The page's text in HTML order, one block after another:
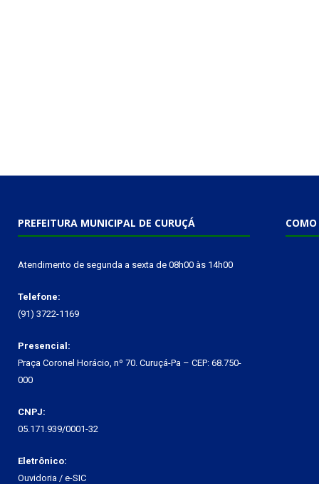
PREFEITURA MUNICIPAL DE CURUÇÁ
Atendimento de segunda a sexta de 08h00 às 14h00
Telefone:
(91) 3722-1169
Presencial:
Praça Coronel Horácio, nº 70. Curuçá-Pa – CEP: 68.750-
000
CNPJ:
05.171.939/0001-32
Eletrônico:
Ouvidoria / e-SIC
COMO